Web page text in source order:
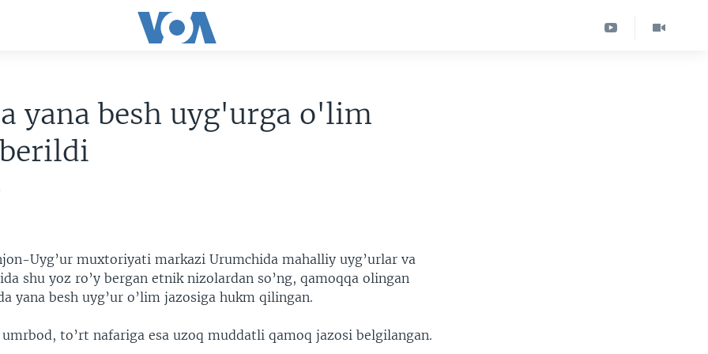
yana besh uyg'urga o'lim
Uyg’ur muxtoriyati markazi Urumchida mahalliy uyg’urlar va
shu yoz ro’y bergan etnik nizolardan so’ng, qamoqqa olingan
yana besh uyg’ur o’lim jazosiga hukm qilingan.
umrbod, to’rt nafariga esa uzoq muddatli qamoq jazosi belgilangan.